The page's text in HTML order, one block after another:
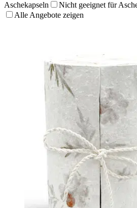
Aschekapseln
Nicht geeignet für
Alle Angebote zeigen